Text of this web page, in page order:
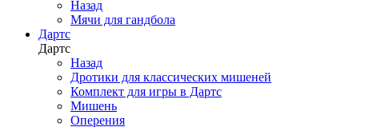
Назад
Мячи для гандбола
Дартс
Дартс
Назад
Дротики для классических мишеней
Комплект для игры в Дартс
Мишень
Оперения